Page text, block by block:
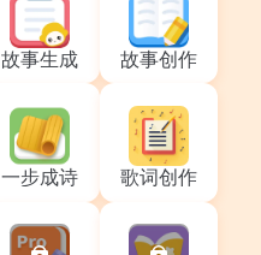
故事生成 故事创作
一步成诗 歌词创作